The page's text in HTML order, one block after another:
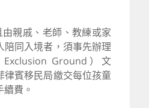
親戚、老師、教練或家
陪同入境者，須事先辦理
Ground）文
律賓移民局繳交每位孩童
費。